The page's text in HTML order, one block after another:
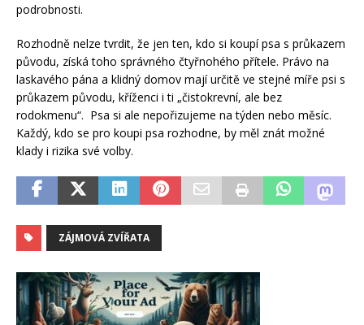
podrobnosti.
Rozhodně nelze tvrdit, že jen ten, kdo si koupí psa s průkazem
původu, získá toho správného čtyřnohého přítele. Právo na
laskavého pána a klidný domov mají určitě ve stejné míře psi s
průkazem původu, kříženci i ti „čistokrevní, ale bez
rodokmenu“. Psa si ale nepořizujeme na týden nebo měsíc.
Každý, kdo se pro koupi psa rozhodne, by měl znát možné
klady i rizika své volby.
ZÁJMOVÁ ZVÍŘATA